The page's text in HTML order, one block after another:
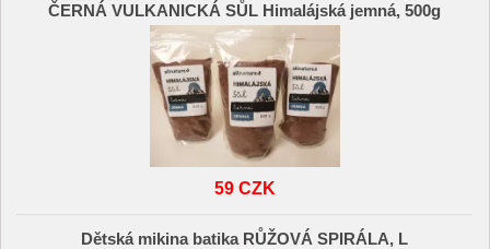
ČERNÁ VULKANICKÁ SŮL Himalájská jemná, 500g
59 CZK
Dětská mikina batika RŮŽOVÁ SPIRÁLA, L